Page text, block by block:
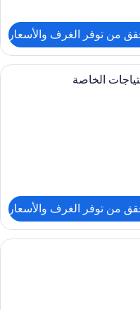
من توفر الغرف والأسعار
فراش متميزة وميني بار وخزنة
الخاصة
من توفر الغرف والأسعار
فراش متميزة وميني بار وخزنة